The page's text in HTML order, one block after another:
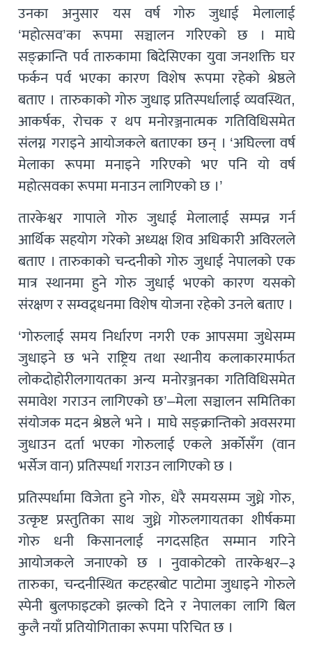
उनका अनुसार यस वर्ष गोरु जुधाई मेलालाई
‘महोत्सव’का रूपमा सञ्चालन गरिएको छ । माघे
सङ्क्रान्ति पर्व तारुकामा बिदेसिएका युवा जनशक्ति घर
फर्कन पर्व भएका कारण विशेष रूपमा रहेको श्रेष्ठले
बताए । तारुकाको गोरु जुधाइ प्रतिस्पर्धालाई व्यवस्थित,
आकर्षक, रोचक र थप मनोरञ्जनात्मक गतिविधिसमेत
संलग्न गराइने आयोजकले बताएका छन् । ‘अघिल्ला वर्ष
मेलाका रूपमा मनाइने गरिएको भए पनि यो वर्ष
महोत्सवका रूपमा मनाउन लागिएको छ ।’
तारकेश्वर गापाले गोरु जुधाई मेलालाई सम्पन्न गर्न
आर्थिक सहयोग गरेको अध्यक्ष शिव अधिकारी अविरलले
बताए । तारुकाको चन्दनीको गोरु जुधाई नेपालको एक
मात्र स्थानमा हुने गोरु जुधाई भएको कारण यसको
संरक्षण र सम्वद्र्धनमा विशेष योजना रहेको उनले बताए ।
‘गोरुलाई समय निर्धारण नगरी एक आपसमा जुधेसम्म
जुधाइने छ भने राष्ट्रिय तथा स्थानीय कलाकारमार्फत
लोकदोहोरीलगायतका अन्य मनोरञ्जनका गतिविधिसमेत
समावेश गराउन लागिएको छ’–मेला सञ्चालन समितिका
संयोजक मदन श्रेष्ठले भने । माघे सङ्क्रान्तिको अवसरमा
जुधाउन दर्ता भएका गोरुलाई एकले अर्कोसँग (वान
भर्सेज वान) प्रतिस्पर्धा गराउन लागिएको छ ।
प्रतिस्पर्धामा विजेता हुने गोरु, धेरै समयसम्म जुध्ने गोरु,
उत्कृष्ट प्रस्तुतिका साथ जुध्ने गोरुलगायतका शीर्षकमा
गोरु धनी किसानलाई नगदसहित सम्मान गरिने
आयोजकले जनाएको छ । नुवाकोटको तारकेश्वर–३
तारुका, चन्दनीस्थित कटहरबोट पाटोमा जुधाइने गोरुले
स्पेनी बुलफाइटको झल्को दिने र नेपालका लागि बिल
कुलै नयाँ प्रतियोगिताका रूपमा परिचित छ ।